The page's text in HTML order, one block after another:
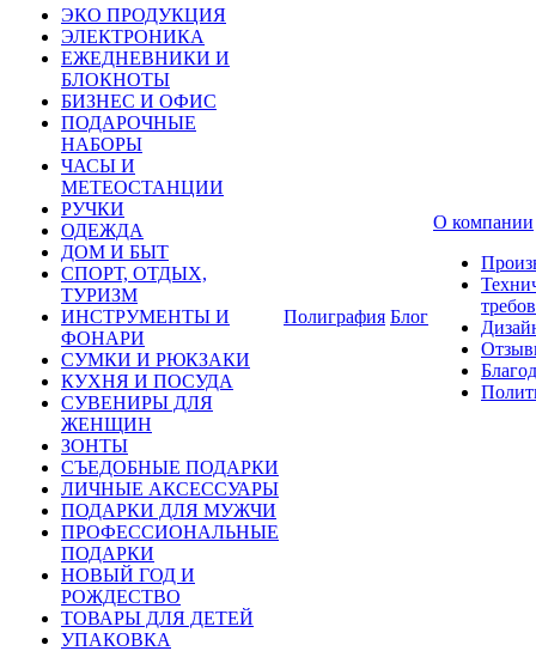
ЭКО ПРОДУКЦИЯ
ЭЛЕКТРОНИКА
ЕЖЕДНЕВНИКИ И
БЛОКНОТЫ
БИЗНЕС И ОФИС
ПОДАРОЧНЫЕ
НАБОРЫ
ЧАСЫ И
МЕТЕОСТАНЦИИ
РУЧКИ
ОДЕЖДА
ДОМ И БЫТ
СПОРТ, ОТДЫХ,
ТУРИЗМ
ИНСТРУМЕНТЫ И
ФОНАРИ
СУМКИ И РЮКЗАКИ
КУХНЯ И ПОСУДА
СУВЕНИРЫ ДЛЯ
ЖЕНЩИН
ЗОНТЫ
СЪЕДОБНЫЕ ПОДАРКИ
ЛИЧНЫЕ АКСЕССУАРЫ
ПОДАРКИ ДЛЯ МУЖЧИ
ПРОФЕССИОНАЛЬНЫЕ
ПОДАРКИ
НОВЫЙ ГОД И
РОЖДЕСТВО
ТОВАРЫ ДЛЯ ДЕТЕЙ
УПАКОВКА
Полиграфия Блог
О компании